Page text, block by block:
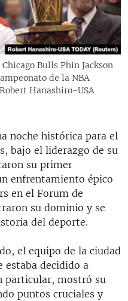
CUBA
LATINA
Bulls Phin Jackson
de la NBA
Hanashiro-USA
noche histórica para el
bajo el liderazgo de su
su primer
enfrentamiento épico
en el Forum de
su dominio y se
del deporte.
el equipo de la ciudad
estaba decidido a
particular, mostró su
puntos cruciales y